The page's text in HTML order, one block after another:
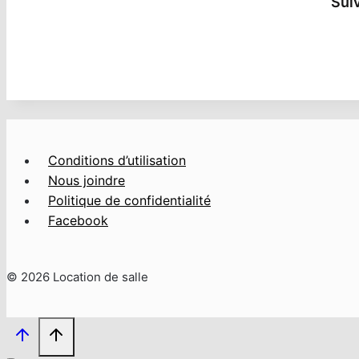
Conditions d’utilisation
Nous joindre
Politique de confidentialité
Facebook
© 2026 Location de salle